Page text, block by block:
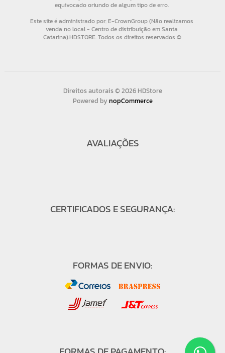
Direitos autorais © 2026 HDStore
Powered bynopCommerce
AVALIAÇÕES
CERTIFICADOS E SEGURANÇA:
FORMAS DE ENVIO: